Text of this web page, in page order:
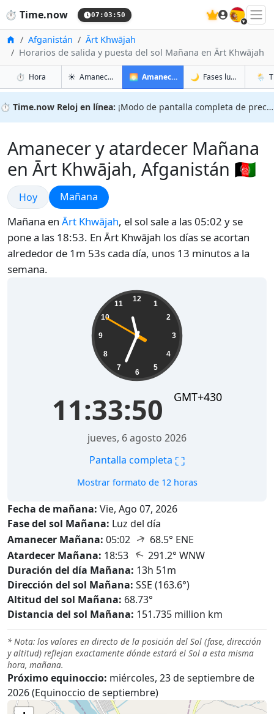
⏱️ Time.now 07:03:51 🇪🇸
InicioAfganistán
Ārt Khwājah
Horarios de salida y puesta del sol Mañana en Ārt Khwājah
⏱️ Horaen Ārt Khwājah
☀️ Amanecer y atardecer en Ārt Khwājah
🌅 Amanecer y atardecer mañana en
🌙 Fases lunares en
🌦️
⏱️ Time.now Reloj en línea: ¡Modo de pantalla completa de precisión!
Amanecer y atardecer Mañana
en Ārt Khwājah, Afganistán 🇦🇫
Amanecer y atardecer
Hoy Amanecer y atardecer
Mañana
Mañana en Ārt Khwājah, el sol sale a las 05:02 y se
pone a las 18:53. En Ārt Khwājah los días se acortan
alrededor de 1m 53s cada día, unos 13 minutos a la
semana.
12
1
2
3
4
5
6
7
8
9
10
11
11:33:51 GMT+430
jueves, 6 agosto 2026
Pantalla completa ⛶
Mostrar formato de 12 horas
Fecha de mañana: Vie, Ago 07, 2026
Fase del sol Mañana: Luz del día
Amanecer Mañana: 05:02 ↑ 68.5° ENE
Atardecer Mañana: 18:53 ↑ 291.2° WNW
Duración del día Mañana: 13h 51m
Dirección del sol Mañana: SSE (163.6°)
Altitud del sol Mañana: 68.73°
Distancia del sol Mañana: 151.735 million km
* Nota: los valores en directo de la posición del Sol (fase, dirección
y altitud) reflejan exactamente dónde estará el Sol a esta misma
hora, mañana.
Próximo equinoccio: miércoles, 23 de septiembre de
2026 (Equinoccio de septiembre)